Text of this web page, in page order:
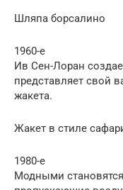
Шляпа борсалино
1960-е
Ив Сен-Лоран
представляет свой
жакета.
Жакет в стиле
1980-е
Модными